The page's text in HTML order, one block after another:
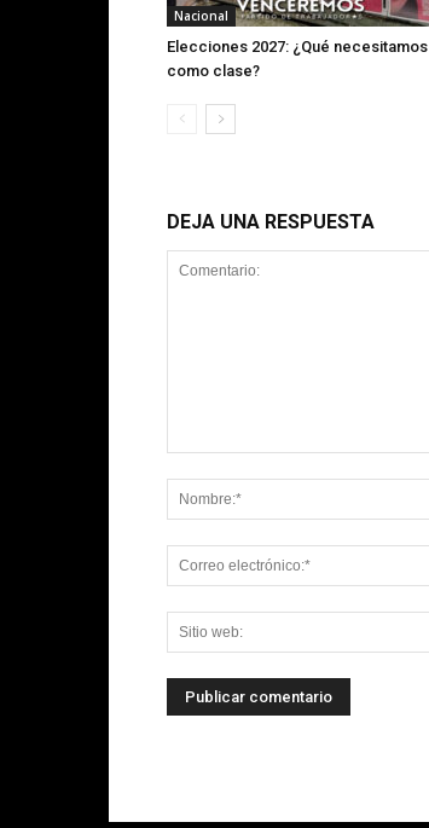
Nacional
Elecciones 2027: ¿Qué necesitamos
como clase?
DEJA UNA RESPUESTA